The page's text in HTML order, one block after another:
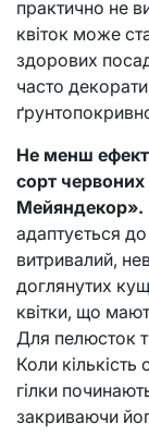
практично не
квіток може
здорових
часто
Не менш
сорт
Мейяндекор».
адаптується
витривалий,
доглянутих
квітки, що
Для пелюсток
Коли
гілки
закриваючи